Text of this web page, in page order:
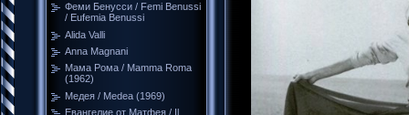
Феми Бенусси / Femi Benussi
/ Eufemia Benussi
Alida Valli
Anna Magnani
Мама Рома / Mamma Roma
(1962)
Медея / Medea (1969)
Евангелие от Матфея / Il